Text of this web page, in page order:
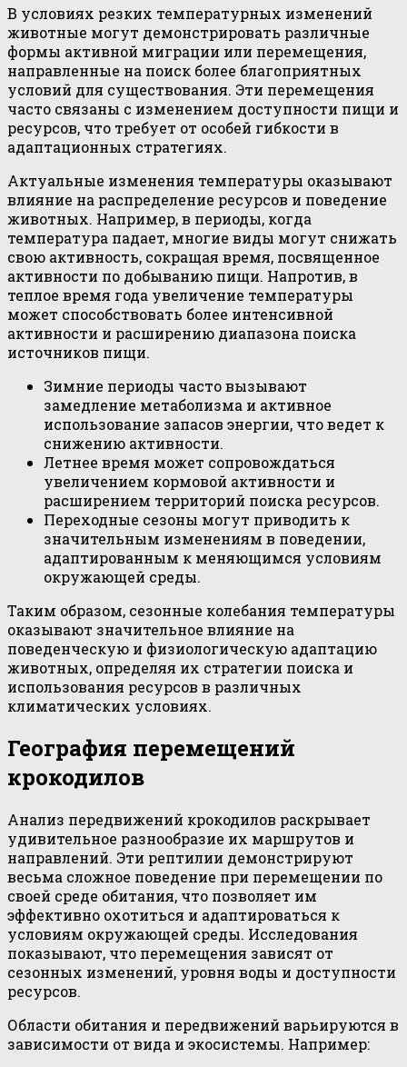
В условиях резких температурных изменений
животные могут демонстрировать различные
формы активной миграции или перемещения,
направленные на поиск более благоприятных
условий для существования. Эти перемещения
часто связаны с изменением доступности пищи и
ресурсов, что требует от особей гибкости в
адаптационных стратегиях.
Актуальные изменения температуры оказывают
влияние на распределение ресурсов и поведение
животных. Например, в периоды, когда
температура падает, многие виды могут снижать
свою активность, сокращая время, посвященное
активности по добыванию пищи. Напротив, в
теплое время года увеличение температуры
может способствовать более интенсивной
активности и расширению диапазона поиска
источников пищи.
Зимние периоды часто вызывают
замедление метаболизма и активное
использование запасов энергии, что ведет к
снижению активности.
Летнее время может сопровождаться
увеличением кормовой активности и
расширением территорий поиска ресурсов.
Переходные сезоны могут приводить к
значительным изменениям в поведении,
адаптированным к меняющимся условиям
окружающей среды.
Таким образом, сезонные колебания температуры
оказывают значительное влияние на
поведенческую и физиологическую адаптацию
животных, определяя их стратегии поиска и
использования ресурсов в различных
климатических условиях.
География перемещений
крокодилов
Анализ передвижений крокодилов раскрывает
удивительное разнообразие их маршрутов и
направлений. Эти рептилии демонстрируют
весьма сложное поведение при перемещении по
своей среде обитания, что позволяет им
эффективно охотиться и адаптироваться к
условиям окружающей среды. Исследования
показывают, что перемещения зависят от
сезонных изменений, уровня воды и доступности
ресурсов.
Области обитания и передвижений варьируются в
зависимости от вида и экосистемы. Например: